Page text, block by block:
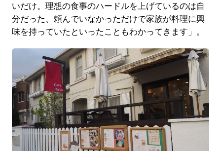
いだけ。理想の食事のハードルを上げているのは自
分だった、頼んでいなかっただけで家族が料理に興
味を持っていたといったこともわかってきます」。